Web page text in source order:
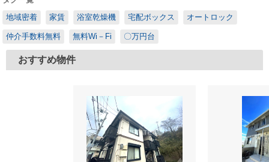
地域密着
家賃 浴室乾燥機 宅配ボックス オートロック
仲介手数料無料 無料Wi－Fi 〇万円台
おすすめ物件